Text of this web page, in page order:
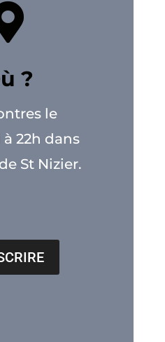
?
le
22h dans
St Nizier.